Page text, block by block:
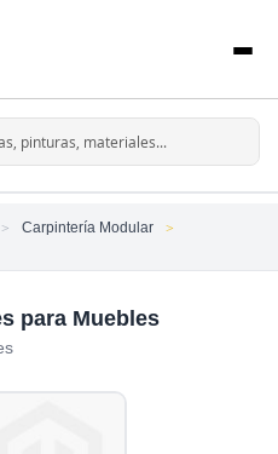
Carpintería Modular
para Muebles